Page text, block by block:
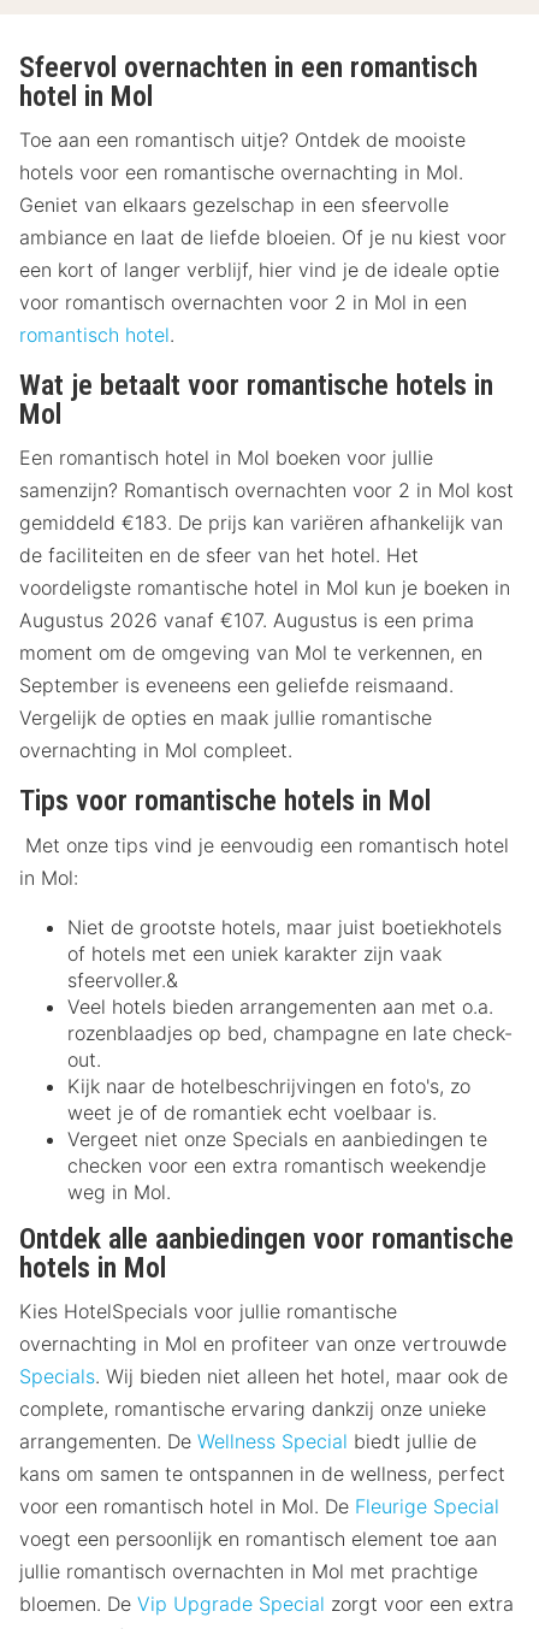
Sfeervol overnachten in een romantisch
hotel in Mol
Toe aan een romantisch uitje? Ontdek de mooiste
hotels voor een romantische overnachting in Mol.
Geniet van elkaars gezelschap in een sfeervolle
ambiance en laat de liefde bloeien. Of je nu kiest voor
een kort of langer verblijf, hier vind je de ideale optie
voor romantisch overnachten voor 2 in Mol in een
romantisch hotel.
Wat je betaalt voor romantische hotels in
Mol
Een romantisch hotel in Mol boeken voor jullie
samenzijn? Romantisch overnachten voor 2 in Mol kost
gemiddeld €183. De prijs kan variëren afhankelijk van
de faciliteiten en de sfeer van het hotel. Het
voordeligste romantische hotel in Mol kun je boeken in
Augustus 2026 vanaf €107. Augustus is een prima
moment om de omgeving van Mol te verkennen, en
September is eveneens een geliefde reismaand.
Vergelijk de opties en maak jullie romantische
overnachting in Mol compleet.
Tips voor romantische hotels in Mol
Met onze tips vind je eenvoudig een romantisch hotel
in Mol:
Niet de grootste hotels, maar juist boetiekhotels
of hotels met een uniek karakter zijn vaak
sfeervoller.&
Veel hotels bieden arrangementen aan met o.a.
rozenblaadjes op bed, champagne en late check-
out.
Kijk naar de hotelbeschrijvingen en foto's, zo
weet je of de romantiek echt voelbaar is.
Vergeet niet onze Specials en aanbiedingen te
checken voor een extra romantisch weekendje
weg in Mol.
Ontdek alle aanbiedingen voor romantische
hotels in Mol
Kies HotelSpecials voor jullie romantische
overnachting in Mol en profiteer van onze vertrouwde
Specials. Wij bieden niet alleen het hotel, maar ook de
complete, romantische ervaring dankzij onze unieke
arrangementen. De Wellness Special biedt jullie de
kans om samen te ontspannen in de wellness, perfect
voor een romantisch hotel in Mol. De Fleurige Special
voegt een persoonlijk en romantisch element toe aan
jullie romantisch overnachten in Mol met prachtige
bloemen. De Vip Upgrade Special zorgt voor een extra